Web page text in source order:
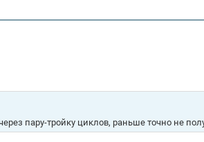
пару-тройку циклов, раньше точно не